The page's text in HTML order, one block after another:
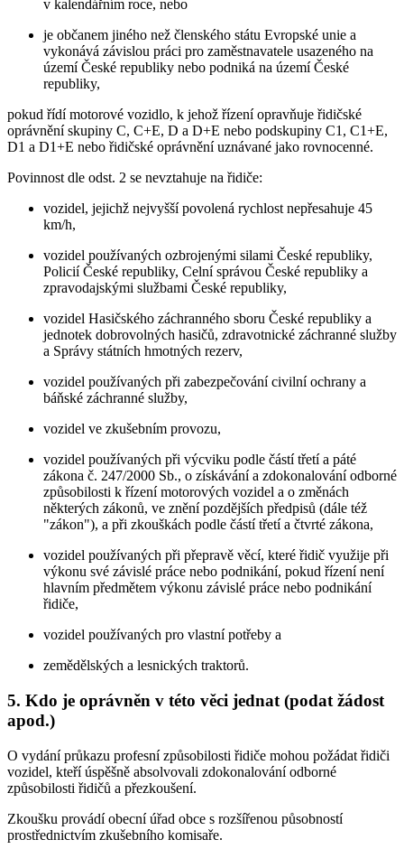
v kalendářním roce, nebo
je občanem jiného než členského státu Evropské unie a
vykonává závislou práci pro zaměstnavatele usazeného na
území České republiky nebo podniká na území České
republiky,
pokud řídí motorové vozidlo, k jehož řízení opravňuje řidičské
oprávnění skupiny C, C+E, D a D+E nebo podskupiny C1, C1+E,
D1 a D1+E nebo řidičské oprávnění uznávané jako rovnocenné.
Povinnost dle odst. 2 se nevztahuje na řidiče:
vozidel, jejichž nejvyšší povolená rychlost nepřesahuje 45
km/h,
vozidel používaných ozbrojenými silami České republiky,
Policií České republiky, Celní správou České republiky a
zpravodajskými službami České republiky,
vozidel Hasičského záchranného sboru České republiky a
jednotek dobrovolných hasičů, zdravotnické záchranné služby
a Správy státních hmotných rezerv,
vozidel používaných při zabezpečování civilní ochrany a
báňské záchranné služby,
vozidel ve zkušebním provozu,
vozidel používaných při výcviku podle částí třetí a páté
zákona č. 247/2000 Sb., o získávání a zdokonalování odborné
způsobilosti k řízení motorových vozidel a o změnách
některých zákonů, ve znění pozdějších předpisů (dále též
"zákon"), a při zkouškách podle částí třetí a čtvrté zákona,
vozidel používaných při přepravě věcí, které řidič využije při
výkonu své závislé práce nebo podnikání, pokud řízení není
hlavním předmětem výkonu závislé práce nebo podnikání
řidiče,
vozidel používaných pro vlastní potřeby a
zemědělských a lesnických traktorů.
5. Kdo je oprávněn v této věci jednat (podat žádost
apod.)
O vydání průkazu profesní způsobilosti řidiče mohou požádat řidiči
vozidel, kteří úspěšně absolvovali zdokonalování odborné
způsobilosti řidičů a přezkoušení.
Zkoušku provádí obecní úřad obce s rozšířenou působností
prostřednictvím zkušebního komisaře.